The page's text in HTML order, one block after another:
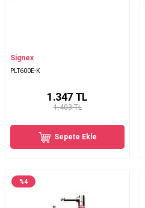
Signex
PLT600E-K
1.403 TL
1.347 TL
Sepete Ekle
%4